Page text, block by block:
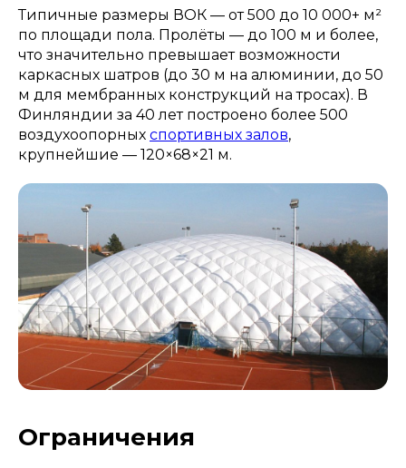
Типичные размеры ВОК — от 500 до 10 000+ м²
по площади пола. Пролёты — до 100 м и более,
что значительно превышает возможности
каркасных шатров (до 30 м на алюминии, до 50
м для мембранных конструкций на тросах). В
Финляндии за 40 лет построено более 500
воздухоопорных спортивных залов,
крупнейшие — 120×68×21 м.
Ограничения